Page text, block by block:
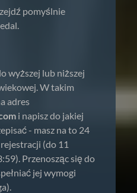
pomyślnie
wyższej lub niższej
W takim
adres
i napisz do jakiej
- masz na to 24
(do 11
Przenosząc się do
jej wymogi